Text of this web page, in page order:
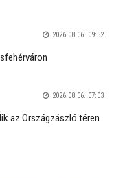
2026.08.06. 09:52
2026.08.06. 07:03
az Országzászló téren